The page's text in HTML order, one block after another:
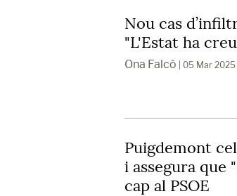
Nou cas
"L'Estat ha
Ona Falcó | 05 Mar
Puigdemont
i assegura que
cap al PSOE